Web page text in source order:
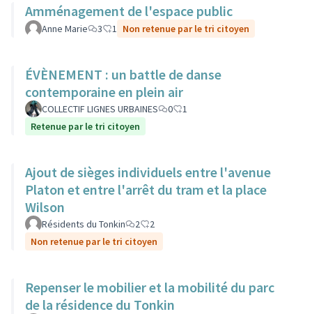
Amménagement de l'espace public
Anne Marie 3 1 Non retenue par le tri citoyen
ÉVÈNEMENT : un battle de danse
contemporaine en plein air
COLLECTIF LIGNES URBAINES 0
1
Retenue par le tri citoyen
Ajout de sièges individuels entre l'avenue
Platon et entre l'arrêt du tram et la place
Wilson
Résidents du Tonkin 2
2
Non retenue par le tri citoyen
Repenser le mobilier et la mobilité du parc
de la résidence du Tonkin